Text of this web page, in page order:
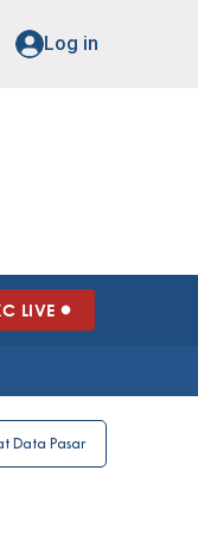
Log in
LIVE
0%
Data Pasar